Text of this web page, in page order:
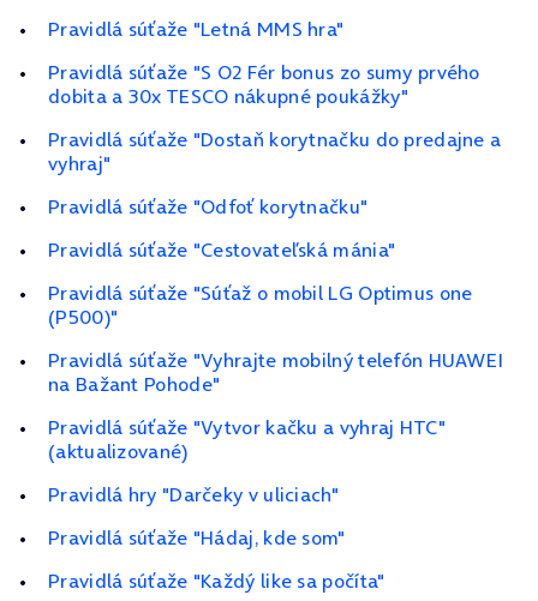
Pravidlá súťaže "Letná MMS hra"
Pravidlá súťaže "S O2 Fér bonus zo sumy prvého
dobita a 30x TESCO nákupné poukážky"
Pravidlá súťaže "Dostaň korytnačku do predajne a
vyhraj"
Pravidlá súťaže "Odfoť korytnačku"
Pravidlá súťaže "Cestovateľská mánia"
Pravidlá súťaže "Súťaž o mobil LG Optimus one
(P500)"
Pravidlá súťaže "Vyhrajte mobilný telefón HUAWEI
na Bažant Pohode"
Pravidlá súťaže "Vytvor kačku a vyhraj HTC"
(aktualizované)
Pravidlá hry "Darčeky v uliciach"
Pravidlá súťaže "Hádaj, kde som"
Pravidlá súťaže "Každý like sa počíta"